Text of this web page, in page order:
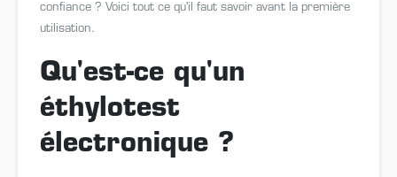
confiance ? Voici tout ce qu'il faut savoir avant la première
utilisation.
Qu'est-ce qu'un
éthylotest
électronique ?